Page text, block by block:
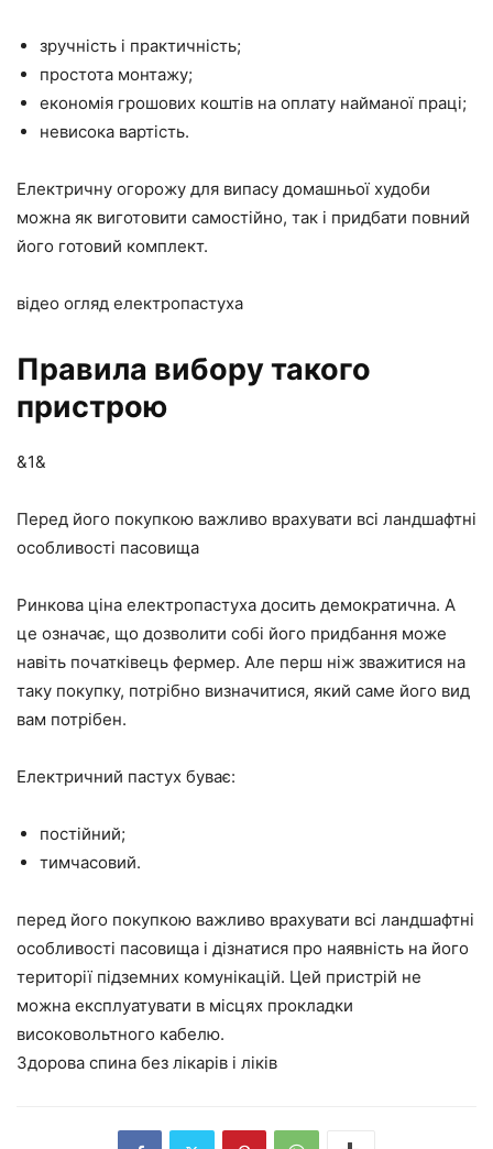
зручність і практичність;
простота монтажу;
економія грошових коштів на оплату найманої праці;
невисока вартість.
Електричну огорожу для випасу домашньої худоби
можна як виготовити самостійно, так і придбати повний
його готовий комплект.
відео огляд електропастуха
Правила вибору такого
пристрою
&1&
Перед його покупкою важливо врахувати всі ландшафтні
особливості пасовища
Ринкова ціна електропастуха досить демократична. А
це означає, що дозволити собі його придбання може
навіть початківець фермер. Але перш ніж зважитися на
таку покупку, потрібно визначитися, який саме його вид
вам потрібен.
Електричний пастух буває:
постійний;
тимчасовий.
перед його покупкою важливо врахувати всі ландшафтні
особливості пасовища і дізнатися про наявність на його
території підземних комунікацій. Цей пристрій не
можна експлуатувати в місцях прокладки
високовольтного кабелю.
Здорова спина без лікарів і ліків